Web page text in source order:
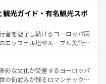
忘れられない旅をしてみよう！
情熱的なフラメンコ、熱気あふ
タパスが生活の一部となってい
された雰囲気や、バルセロナの
地方では古代ローマ遺跡や中世
気候が異なるスペインはその個
性で訪れる人を魅了する。 なお、新着のスペイン情報は コ
しい。
光ガイド・有名観光スポ
者を魅了し続けるヨーロッパ屈
エッフェル塔やルーブル美術館
いる。華麗な宮殿、歴史的な大
て豊かな自然が、訪れる者を心
ンスは美食の国としても知ら
彩な文化が交差するヨーロッパ
の街並みが残るロマンチック街